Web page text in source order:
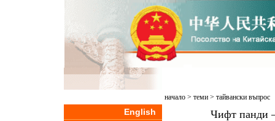
English
начало> теми> тайвански въпрос
Чифт панди